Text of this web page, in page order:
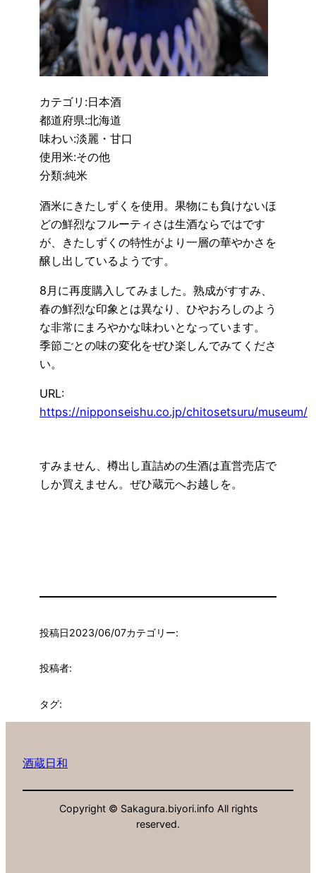
カテゴリ:日本酒
都道府県:北海道
味わい:淡麗・甘口
使用米:その他
分類:純米
酒米にきたしずくを使用。果物にも負けないほ
どの鮮烈なフルーティさは生酒ならではです
が、きたしずくの特性がより一層の華やかさを
醸し出しているようです。
8月に再度購入してみました。熟成がすすみ、
春の鮮烈な印象とは異なり、ひやおろしのよう
な非常にまろやかな味わいとなっています。
季節ごとの味の変化をぜひ楽しんでみてくださ
い。
URL:
https://nipponseishu.co.jp/chitosetsuru/museum/
すみません、樽出し直詰めの生酒は直営売店で
しか買えません。ぜひ蔵元へお越しを。
投稿日2023/06/07カテゴリー:
投稿者:
タグ:
酒蔵日和
Copyright © Sakagura.biyori.info All rights
reserved.